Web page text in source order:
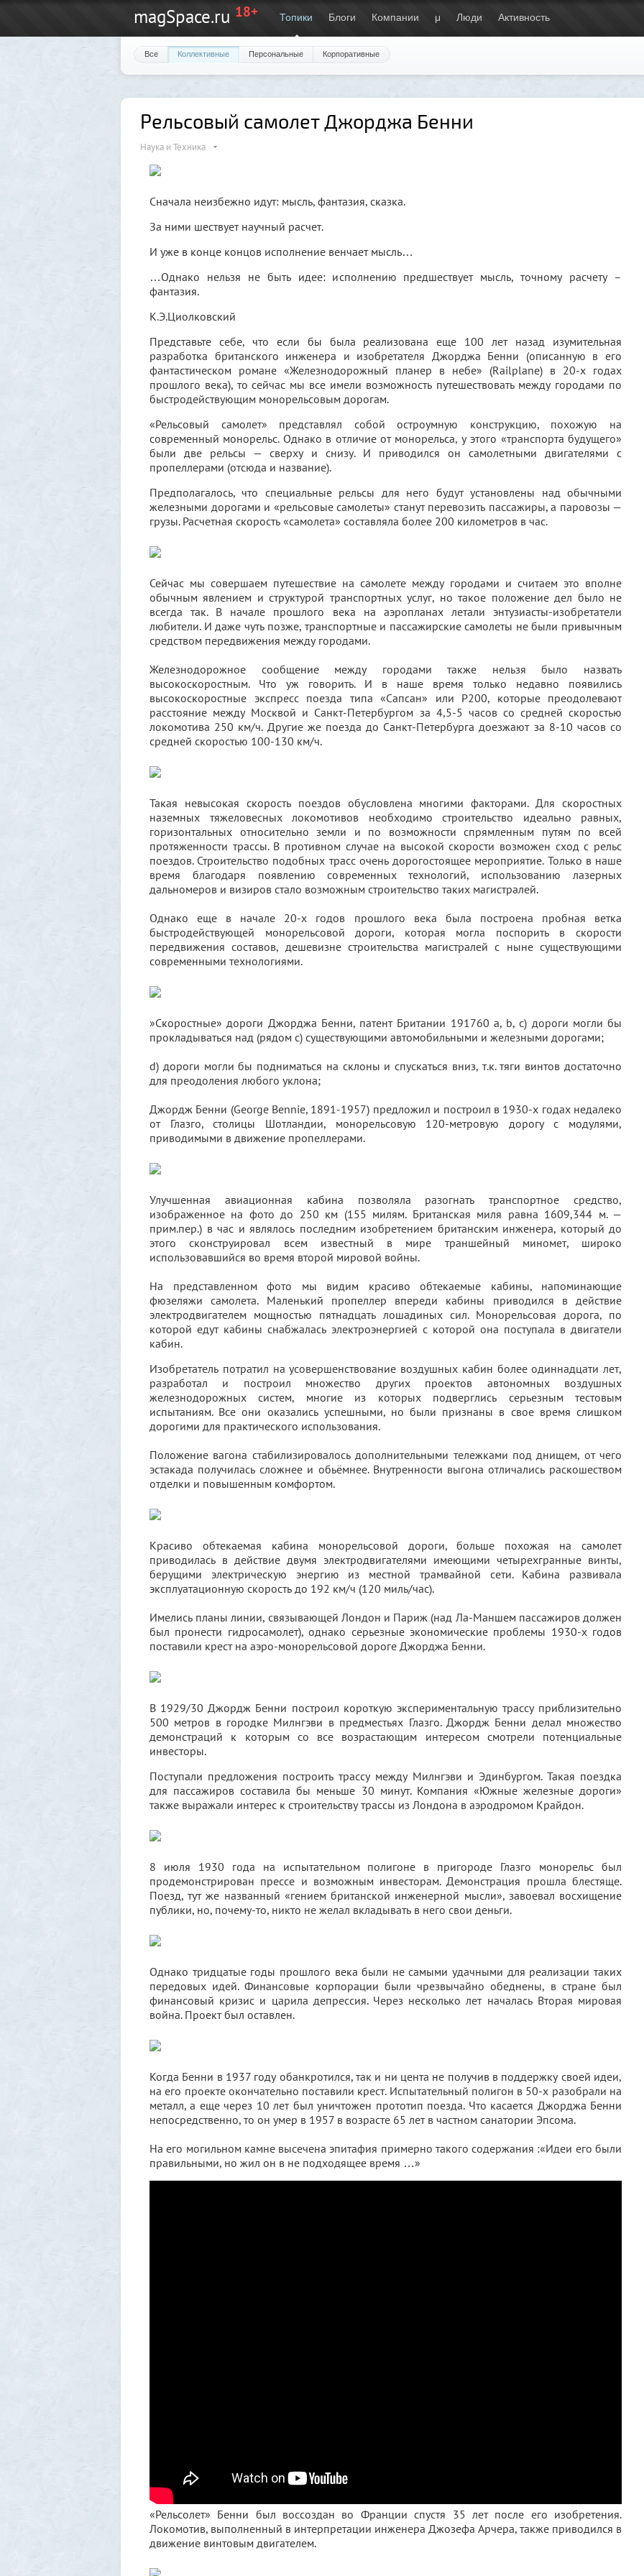
magSpace.ru 18+ Топики Блоги Компании μ Люди Активность
Все Коллективные Персональные Корпоративные
Рельсовый самолет Джорджа Бенни
Наука и Техника
Сначала неизбежно идут: мысль, фантазия, сказка.
За ними шествует научный расчет.
И уже в конце концов исполнение венчает мысль…
…Однако нельзя не быть идее: исполнению предшествует мысль, точному расчету –
фантазия.
К.Э.Циолковский
Представьте себе, что если бы была реализована еще 100 лет назад изумительная
разработка британского инженера и изобретателя Джорджа Бенни (описанную в его
фантастическом романе «Железнодорожный планер в небе» (Railplane) в 20-х годах
прошлого века), то сейчас мы все имели возможность путешествовать между городами по
быстродействующим монорельсовым дорогам.
«Рельсовый самолет» представлял собой остроумную конструкцию, похожую на
современный монорельс. Однако в отличие от монорельса, у этого «транспорта будущего»
были две рельсы — сверху и снизу. И приводился он самолетными двигателями с
пропеллерами (отсюда и название).
Предполагалось, что специальные рельсы для него будут установлены над обычными
железными дорогами и «рельсовые самолеты» станут перевозить пассажиры, а паровозы —
грузы. Расчетная скорость «самолета» составляла более 200 километров в час.
Сейчас мы совершаем путешествие на самолете между городами и считаем это вполне
обычным явлением и структурой транспортных услуг, но такое положение дел было не
всегда так. В начале прошлого века на аэропланах летали энтузиасты-изобретатели
любители. И даже чуть позже, транспортные и пассажирские самолеты не были привычным
средством передвижения между городами.
Железнодорожное сообщение между городами также нельзя было назвать
высокоскоростным. Что уж говорить. И в наше время только недавно появились
высокоскоростные экспресс поезда типа «Сапсан» или Р200, которые преодолевают
расстояние между Москвой и Санкт-Петербургом за 4,5-5 часов со средней скоростью
локомотива 250 км/ч. Другие же поезда до Санкт-Петербурга доезжают за 8-10 часов со
средней скоростью 100-130 км/ч.
Такая невысокая скорость поездов обусловлена многими факторами. Для скоростных
наземных тяжеловесных локомотивов необходимо строительство идеально равных,
горизонтальных относительно земли и по возможности спрямленным путям по всей
протяженности трассы. В противном случае на высокой скорости возможен сход с рельс
поездов. Строительство подобных трасс очень дорогостоящее мероприятие. Только в наше
время благодаря появлению современных технологий, использованию лазерных
дальномеров и визиров стало возможным строительство таких магистралей.
Однако еще в начале 20-х годов прошлого века была построена пробная ветка
быстродействующей монорельсовой дороги, которая могла поспорить в скорости
передвижения составов, дешевизне строительства магистралей с ныне существующими
современными технологиями.
»Скоростные» дороги Джорджа Бенни, патент Британии 191760 a, b, c) дороги могли бы
прокладываться над (рядом с) существующими автомобильными и железными дорогами;
d) дороги могли бы подниматься на склоны и спускаться вниз, т.к. тяги винтов достаточно
для преодоления любого уклона;
Джордж Бенни (George Bennie, 1891-1957) предложил и построил в 1930-х годах недалеко
от Глазго, столицы Шотландии, монорельсовую 120-метровую дорогу с модулями,
приводимыми в движение пропеллерами.
Улучшенная авиационная кабина позволяла разогнать транспортное средство,
изображенное на фото до 250 км (155 милям. Британская миля равна 1609,344 м. —
прим.пер.) в час и являлось последним изобретением британским инженера, который до
этого сконструировал всем известный в мире траншейный миномет, широко
использовавшийся во время второй мировой войны.
На представленном фото мы видим красиво обтекаемые кабины, напоминающие
фюзеляжи самолета. Маленький пропеллер впереди кабины приводился в действие
электродвигателем мощностью пятнадцать лошадиных сил. Монорельсовая дорога, по
которой едут кабины снабжалась электроэнергией с которой она поступала в двигатели
кабин.
Изобретатель потратил на усовершенствование воздушных кабин более одиннадцати лет,
разработал и построил множество других проектов автономных воздушных
железнодорожных систем, многие из которых подверглись серьезным тестовым
испытаниям. Все они оказались успешными, но были признаны в свое время слишком
дорогими для практического использования.
Положение вагона стабилизировалось дополнительными тележками под днищем, от чего
эстакада получилась сложнее и обьёмнее. Внутренности выгона отличались раскошеством
отделки и повышенным комфортом.
Красиво обтекаемая кабина монорельсовой дороги, больше похожая на самолет
приводилась в действие двумя электродвигателями имеющими четырехгранные винты,
берущими электрическую энергию из местной трамвайной сети. Кабина развивала
эксплуатационную скорость до 192 км/ч (120 миль/час).
Имелись планы линии, связывающей Лондон и Париж (над Ла-Маншем пассажиров должен
был пронести гидросамолет), однако серьезные экономические проблемы 1930-х годов
поставили крест на аэро-монорельсовой дороге Джорджа Бенни.
В 1929/30 Джордж Бенни построил короткую экспериментальную трассу приблизительно
500 метров в городке Милнгэви в предместьях Глазго. Джордж Бенни делал множество
демонстраций к которым со все возрастающим интересом смотрели потенциальные
инвесторы.
Поступали предложения построить трассу между Милнгэви и Эдинбургом. Такая поездка
для пассажиров составила бы меньше 30 минут. Компания «Южные железные дороги»
также выражали интерес к строительству трассы из Лондона в аэродромом Крайдон.
8 июля 1930 года на испытательном полигоне в пригороде Глазго монорельс был
продемонстрирован прессе и возможным инвесторам. Демонстрация прошла блестяще.
Поезд, тут же названный «гением британской инженерной мысли», завоевал восхищение
публики, но, почему-то, никто не желал вкладывать в него свои деньги.
Однако тридцатые годы прошлого века были не самыми удачными для реализации таких
передовых идей. Финансовые корпорации были чрезвычайно обеднены, в стране был
финансовый кризис и царила депрессия. Через несколько лет началась Вторая мировая
война. Проект был оставлен.
Когда Бенни в 1937 году обанкротился, так и ни цента не получив в поддержку своей идеи,
на его проекте окончательно поставили крест. Испытательный полигон в 50-х разобрали на
металл, а еще через 10 лет был уничтожен прототип поезда. Что касается Джорджа Бенни
непосредственно, то он умер в 1957 в возрасте 65 лет в частном санатории Эпсома.
На его могильном камне высечена эпитафия примерно такого содержания :«Идеи его были
правильными, но жил он в не подходящее время …»
«Рельсолет» Бенни был воссоздан во Франции спустя 35 лет после его изобретения.
Локомотив, выполненный в интерпретации инженера Джозефа Арчера, также приводился в
движение винтовым двигателем.